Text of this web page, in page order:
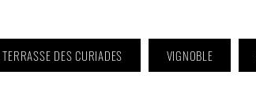
TERRASSE DES CURIADES VIGNOBLE